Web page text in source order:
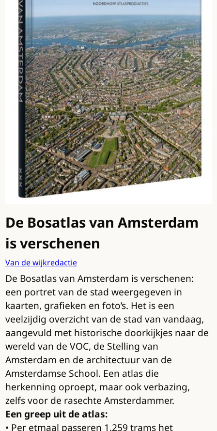
De Bosatlas van Amsterdam
is verschenen
Van de wijkredactie
De Bosatlas van Amsterdam is verschenen:
een portret van de stad weergegeven in
kaarten, grafieken en foto’s. Het is een
veelzijdig overzicht van de stad van vandaag,
aangevuld met historische doorkijkjes naar de
wereld van de VOC, de Stelling van
Amsterdam en de architectuur van de
Amsterdamse School. Een atlas die
herkenning oproept, maar ook verbazing,
zelfs voor de rasechte Amsterdammer.
Een greep uit de atlas:
• Per etmaal passeren 1.259 trams het